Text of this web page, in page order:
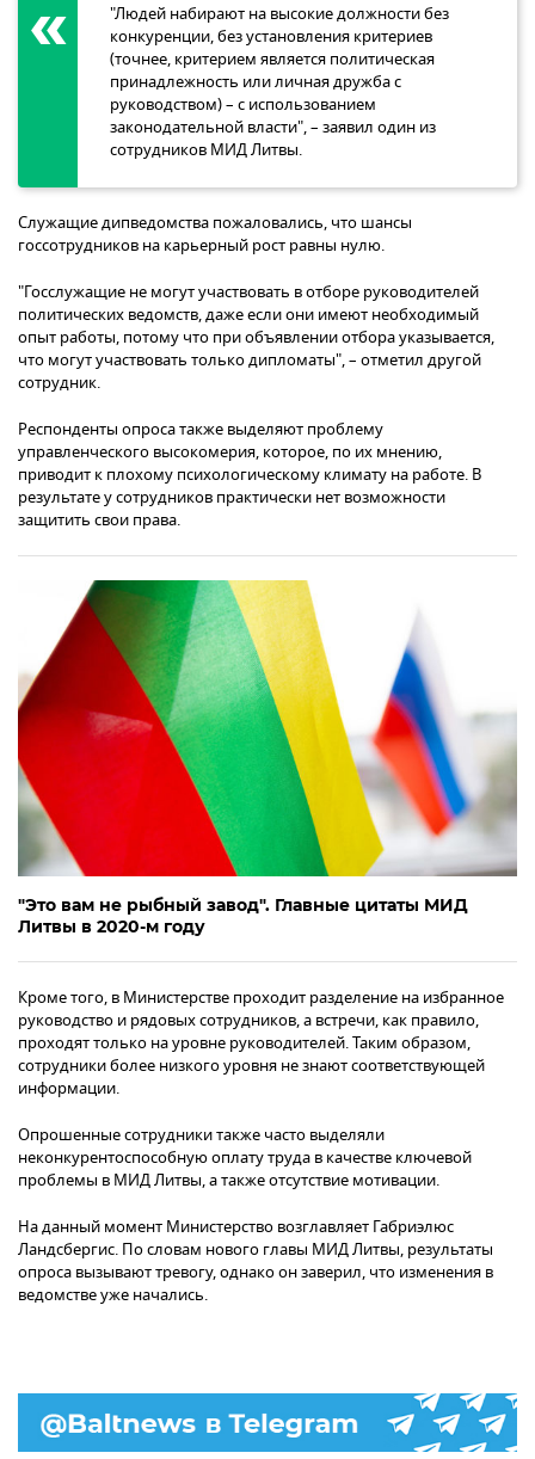
"Людей набирают на высокие должности без
конкуренции, без установления критериев
(точнее, критерием является политическая
принадлежность или личная дружба с
руководством) – с использованием
законодательной власти", – заявил один из
сотрудников МИД Литвы.
Служащие дипведомства пожаловались, что шансы
госсотрудников на карьерный рост равны нулю.
"Госслужащие не могут участвовать в отборе руководителей
политических ведомств, даже если они имеют необходимый
опыт работы, потому что при объявлении отбора указывается,
что могут участвовать только дипломаты", – отметил другой
сотрудник.
Респонденты опроса также выделяют проблему
управленческого высокомерия, которое, по их мнению,
приводит к плохому психологическому климату на работе. В
результате у сотрудников практически нет возможности
защитить свои права.
"Это вам не рыбный завод". Главные цитаты МИД
Литвы в 2020-м году
Кроме того, в Министерстве проходит разделение на избранное
руководство и рядовых сотрудников, а встречи, как правило,
проходят только на уровне руководителей. Таким образом,
сотрудники более низкого уровня не знают соответствующей
информации.
Опрошенные сотрудники также часто выделяли
неконкурентоспособную оплату труда в качестве ключевой
проблемы в МИД Литвы, а также отсутствие мотивации.
На данный момент Министерство возглавляет Габриэлюс
Ландсбергис. По словам нового главы МИД Литвы, результаты
опроса вызывают тревогу, однако он заверил, что изменения в
ведомстве уже начались.